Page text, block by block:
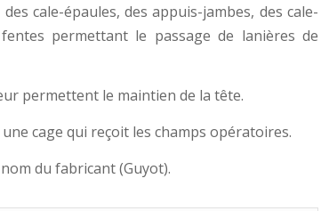
cale-épaules, des appuis-jambes, des cale-
permettant le passage de lanières de
permettent le maintien de la tête.
cage qui reçoit les champs opératoires.
du fabricant (Guyot).